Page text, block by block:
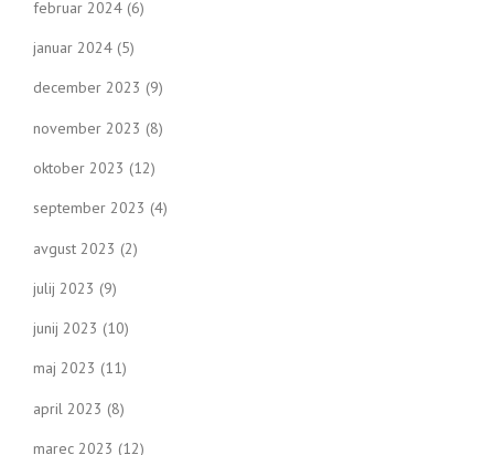
februar 2024 (6)
januar 2024 (5)
december 2023 (9)
november 2023 (8)
oktober 2023 (12)
september 2023 (4)
avgust 2023 (2)
julij 2023 (9)
junij 2023 (10)
maj 2023 (11)
april 2023 (8)
marec 2023 (12)